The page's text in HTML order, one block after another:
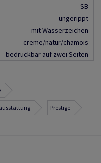
SB
ungerippt
mit Wasserzeichen
creme/natur/chamois
bedruckbar auf zwei Seiten
Prestige